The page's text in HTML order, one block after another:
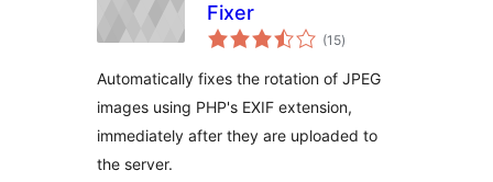
Fixer
(15notes
en
)
Automatically fixes the rotation of JPEG
images using PHP's EXIF extension,
immediately after they are uploaded to
the server.